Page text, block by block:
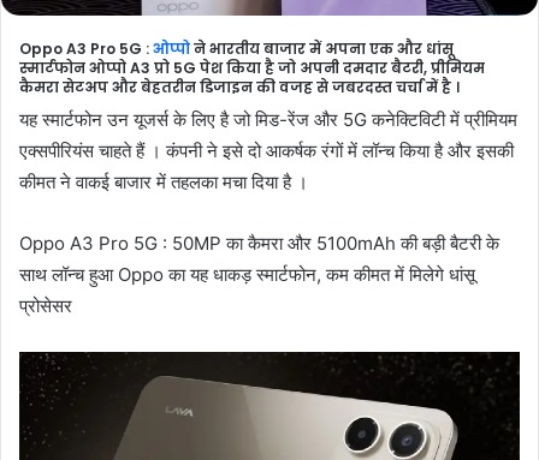
Oppo A3 Pro 5G :ओप्पोने भारतीय बाजार में अपना एक और धांसू
स्मार्टफोन ओप्पो A3 प्रो 5G पेश किया है जो अपनी दमदार बैटरी, प्रीमियम
कैमरा सेटअप और बेहतरीन डिजाइन की वजह से जबरदस्त चर्चा में है ।
यह स्मार्टफोन उन यूजर्स के लिए है जो मिड-रेंज और 5G कनेक्टिविटी में प्रीमियम
एक्सपीरियंस चाहते हैं । कंपनी ने इसे दो आकर्षक रंगों में लॉन्च किया है और इसकी
कीमत ने वाकई बाजार में तहलका मचा दिया है ।
Oppo A3 Pro 5G : 50MP का कैमरा और 5100mAh की बड़ी बैटरी के
साथ लॉन्च हुआ Oppo का यह धाकड़ स्मार्टफोन, कम कीमत में मिलेगे धांसू
प्रोसेसर